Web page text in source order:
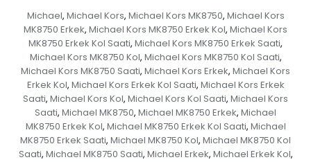
Michael, Michael Kors, Michael Kors MK8750, Michael Kors
MK8750 Erkek, Michael Kors MK8750 Erkek Kol, Michael Kors
MK8750 Erkek Kol Saati, Michael Kors MK8750 Erkek Saati,
Michael Kors MK8750 Kol, Michael Kors MK8750 Kol Saati,
Michael Kors MK8750 Saati, Michael Kors Erkek, Michael Kors
Erkek Kol, Michael Kors Erkek Kol Saati, Michael Kors Erkek
Saati, Michael Kors Kol, Michael Kors Kol Saati, Michael Kors
Saati, Michael MK8750, Michael MK8750 Erkek, Michael
MK8750 Erkek Kol, Michael MK8750 Erkek Kol Saati, Michael
MK8750 Erkek Saati, Michael MK8750 Kol, Michael MK8750 Kol
Saati, Michael MK8750 Saati, Michael Erkek, Michael Erkek Kol,